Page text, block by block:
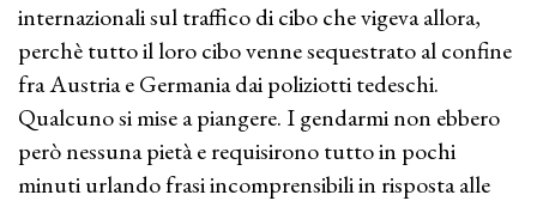
internazionali sul traffico di cibo che vigeva allora,
perchè tutto il loro cibo venne sequestrato al confine
fra Austria e Germania dai poliziotti tedeschi.
Qualcuno si mise a piangere. I gendarmi non ebbero
però nessuna pietà e requisirono tutto in pochi
minuti urlando frasi incomprensibili in risposta alle